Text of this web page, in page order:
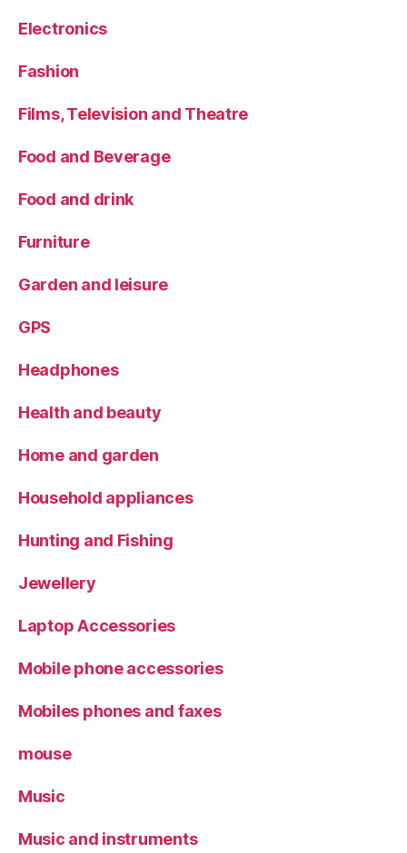
Electronics
Fashion
Films, Television and Theatre
Food and Beverage
Food and drink
Furniture
Garden and leisure
GPS
Headphones
Health and beauty
Home and garden
Household appliances
Hunting and Fishing
Jewellery
Laptop Accessories
Mobile phone accessories
Mobiles phones and faxes
mouse
Music
Music and instruments